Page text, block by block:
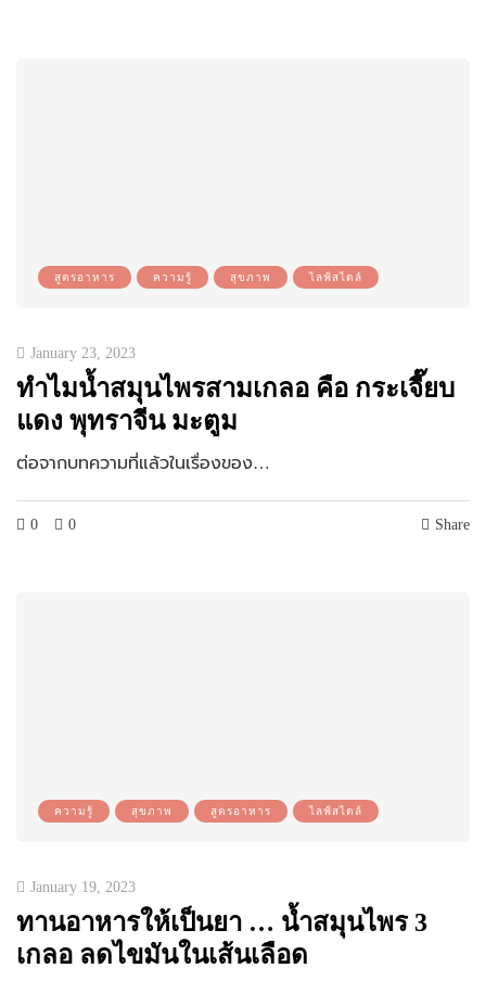
สูตรอาหาร ความรู้ สุขภาพ ไลฟ์สไตล์
January 23, 2023
ทำไมน้ำสมุนไพรสามเกลอ คือ กระเจี๊ยบ
แดง พุทราจีน มะตูม
ต่อจากบทความที่แล้วในเรื่องของ…
0 0 Share
ความรู้ สุขภาพ สูตรอาหาร ไลฟ์สไตล์
January 19, 2023
ทานอาหารให้เป็นยา … น้ำสมุนไพร 3
เกลอ ลดไขมันในเส้นเลือด